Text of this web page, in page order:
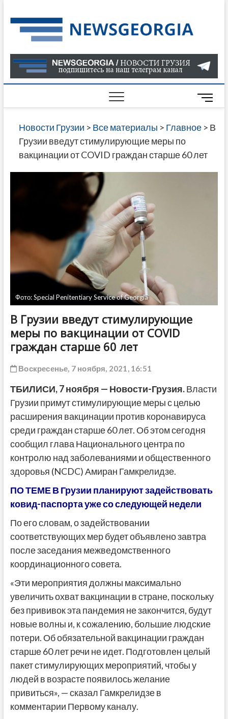
to
content
О
В
ГРУЗИИ
САЙТЕ
M
e
n
B
Новости Грузии > Все материалы > Главное> В
Грузии введут стимулирующие меры по
вакцинации от COVID граждан старше 60 лет
Фото: Special Penitentiary Service of Georgia
В Грузии введут стимулирующие
меры по вакцинации от COVID
граждан старше 60 лет
Воскресенье, 7 ноября, 2021, 16:51
ТБИЛИСИ, 7 ноября — Новости-Грузия.Власти
Грузии примут стимулирующие меры с целью
расширения вакцинации против коронавируса
среди граждан старше 60 лет. Об этом сегодня
сообщил глава Национального центра по
контролю над заболеваниями и общественного
здоровья (NCDC) Амиран Гамкрелидзе.
ПО ТЕМЕ В Грузии планируют задействовать
ковид-паспорта уже со следующей недели
По его словам, о задействовании
соответствующих мер будет объявлено завтра
после заседания межведомственного
координационного совета.
«Эти мероприятия должны максимально
увеличить охват вакцинации в стране, поскольку
без прививок эта пандемия не закончится, будут
новые волны и, к сожалению, большие людские
потери. Об обязательной вакцинации граждан
старше 60 лет речи не идет. Подготовлен целый
пакет стимулирующих мероприятий, чтобы у
людей в возрасте появилось желание
привиться», — сказал Гамкрелидзе в
комментарии Первому каналу.